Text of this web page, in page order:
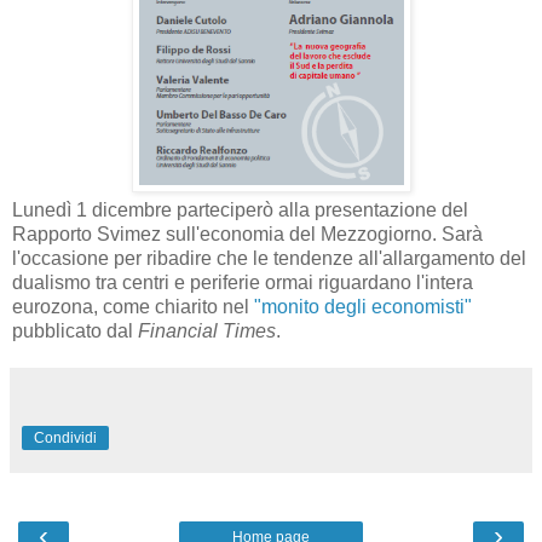
Lunedì 1 dicembre parteciperò alla presentazione del
Rapporto Svimez sull'economia del Mezzogiorno. Sarà
l'occasione per ribadire che le tendenze all'allargamento del
dualismo tra centri e periferie ormai riguardano l'intera
eurozona, come chiarito nel "monito degli economisti"
pubblicato dal Financial Times.
Condividi
‹ ›
Home page